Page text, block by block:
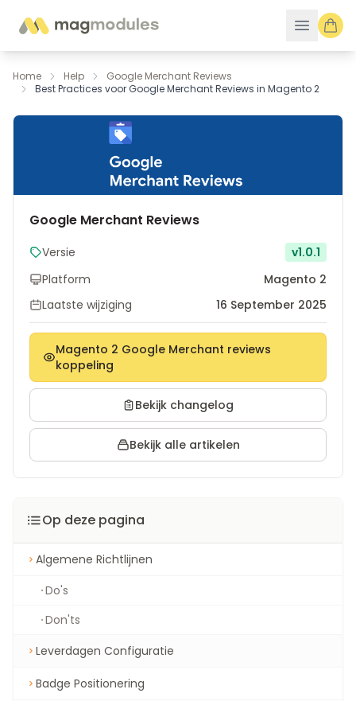
Home Help
Google Merchant Reviews
Best Practices voor Google Merchant Reviews in Magento 2
Google Merchant Reviews
Versie
v1.0.1
Platform
Magento 2
Laatste wijziging
16 September 2025
Magento 2 Google Merchant reviews
koppeling
Bekijk changelog
Bekijk alle artikelen
Op deze pagina
Algemene Richtlijnen
Do's
Don'ts
Leverdagen Configuratie
Badge Positionering